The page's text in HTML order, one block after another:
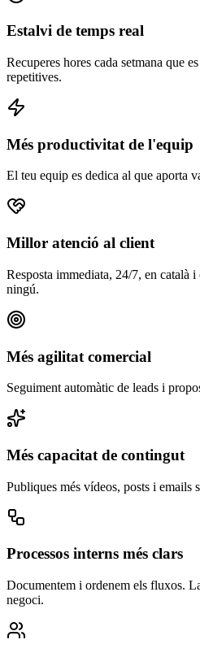
Estalvi de temps real
Recuperes hores cada setmana que
repetitives.
Més productivitat de l'equip
El teu equip es dedica al que aporta
Millor atenció al client
Resposta immediata, 24/7, en català i
ningú.
Més agilitat comercial
Seguiment automàtic de leads i
Més capacitat de contingut
Publiques més vídeos, posts i emails
Processos interns més clars
Documentem i ordenem els fluxos.
negoci.